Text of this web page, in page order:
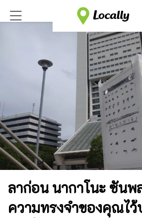
ลาก่อน นากาโนะ ซันพ
ความทรงจำของคุณไ